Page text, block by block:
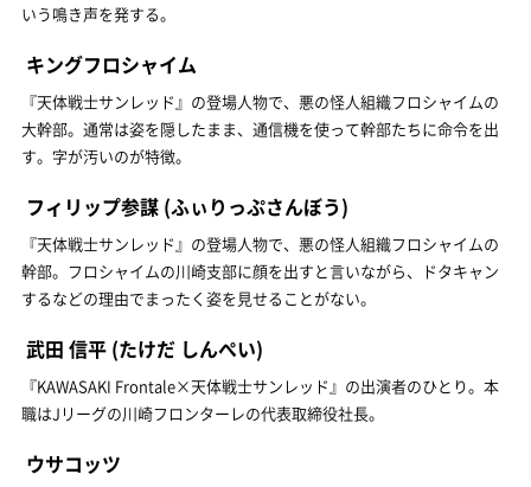
いう鳴き声を発する。
キングフロシャイム
『天体戦士サンレッド』の登場人物で、悪の怪人組織フロシャイムの
大幹部。通常は姿を隠したまま、通信機を使って幹部たちに命令を出
す。字が汚いのが特徴。
フィリップ参謀 (ふぃりっぷさんぼう)
『天体戦士サンレッド』の登場人物で、悪の怪人組織フロシャイムの
幹部。フロシャイムの川崎支部に顔を出すと言いながら、ドタキャン
するなどの理由でまったく姿を見せることがない。
武田 信平 (たけだ しんぺい)
『KAWASAKI Frontale×天体戦士サンレッド』の出演者のひとり。本
職はJリーグの川崎フロンターレの代表取締役社長。
ウサコッツ